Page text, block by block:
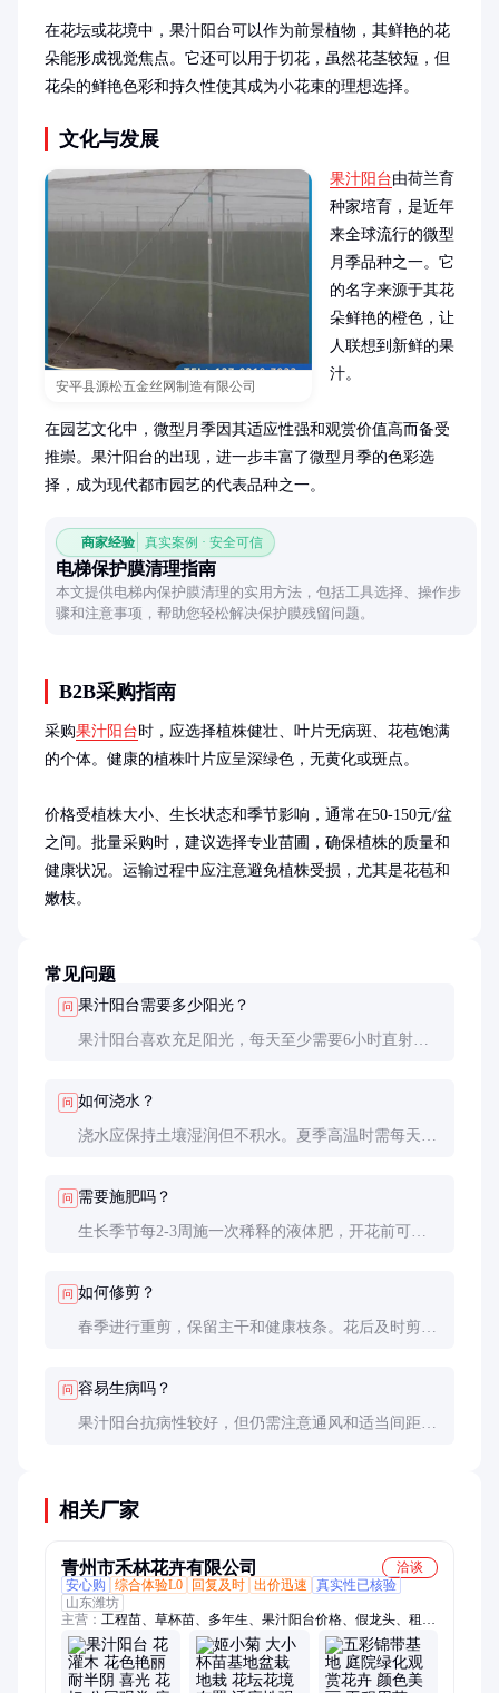
在花坛或花境中，果汁阳台可以作为前景植物，其鲜艳的花
朵能形成视觉焦点。它还可以用于切花，虽然花茎较短，但
花朵的鲜艳色彩和持久性使其成为小花束的理想选择。
文化与发展
安平县源松五金丝网制造有限公司
果汁阳台由荷兰育
种家培育，是近年
来全球流行的微型
月季品种之一。它
的名字来源于其花
朵鲜艳的橙色，让
人联想到新鲜的果
汁。
在园艺文化中，微型月季因其适应性强和观赏价值高而备受
推崇。果汁阳台的出现，进一步丰富了微型月季的色彩选
择，成为现代都市园艺的代表品种之一。
商家经验 真实案例 · 安全可信
电梯保护膜清理指南
本文提供电梯内保护膜清理的实用方法，包括工具选择、操作步
骤和注意事项，帮助您轻松解决保护膜残留问题。
B2B采购指南
采购果汁阳台时，应选择植株健壮、叶片无病斑、花苞饱满
的个体。健康的植株叶片应呈深绿色，无黄化或斑点。
价格受植株大小、生长状态和季节影响，通常在50-150元/盆
之间。批量采购时，建议选择专业苗圃，确保植株的质量和
健康状况。运输过程中应注意避免植株受损，尤其是花苞和
嫩枝。
常见问题
问 果汁阳台需要多少阳光？
果汁阳台喜欢充足阳光，每天至少需要6小时直射
问 如何浇水？
浇水应保持土壤湿润但不积水。夏季高温时需每天浇
问 需要施肥吗？
生长季节每2-3周施一次稀释的液体肥，开花前可增
问 如何修剪？
春季进行重剪，保留主干和健康枝条。花后及时剪去
问 容易生病吗？
果汁阳台抗病性较好，但仍需注意通风和适当间距。
相关厂家
青州市禾林花卉有限公司
洽谈
安心购
综合体验L0 回复及时 出价迅速
真实性已核验
山东潍坊
主营： 工程苗、草杯苗、多年生、果汁阳台价格、假龙头、租摆
年宵、红叶甜菜、红叶地肤、草花租摆、继木杯苗、宿根花卉、
三色堇小苗、花卉百日草、一品红基地、八仙花基地、花叶蔓基
地、钓钟柳小苗、石菖蒲杯苗、一串红小苗、植物红瑞木、生草